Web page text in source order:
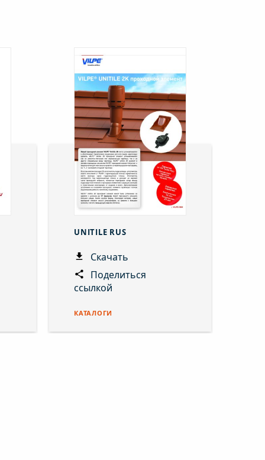
UNITILE RUS
Скачать
Поделиться
ссылкой
КАТАЛОГИ